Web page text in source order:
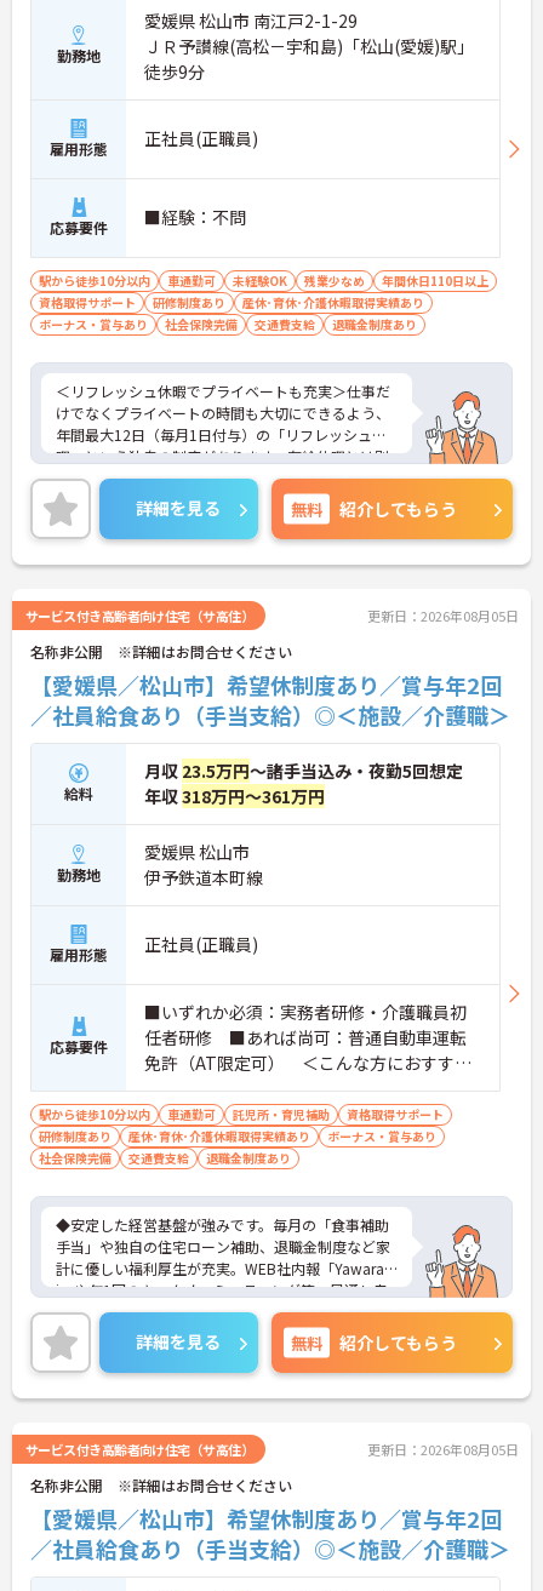
ンスを大切にできる環境です】
・基本土日休みで年間休日119日が確保されており
日勤のみのお仕事のため生活リズムを整えやすいで
・毎月付与されるリフレッシュ休暇を活用し連休の
取得も可能でプライベートの時間もしっかりと確保
できます
充実しています
【主任ケアマネ複数名在籍！手厚いフォロー体制で
業務に不安がある方も安心です】
・困難事例があった際も主任ケアマネジャーと情報
共有やケース検討ができ必要に応じて同行訪問など
のサポートを受けられます
・一人ひとりの仕事量や状況に合わせて管理者が新
規の受け入れを調整するため業務過多にならず無理
なく働けます
・公的資格取得・自己啓発支援制度が整っており働
きながらケアマネジャーとしてのさらなるスキルア
【賞与過去実績最大185万円◎大手法人ならではの
充実した待遇や福利厚生が魅力です】
還元されます
・勤続3年以上で対象となる退職金制度や宿泊費補
助などが受けられる独自の福利厚生制度ツクイPLUS
・社内規定の範囲内で髪色や髪型をはじめネイルや
まつげエクステが自由であり個性を大切にしながら
自分らしく働けます
勤務地
愛媛県 松山市 南江戸2-1-29
ＪＲ予讃線(高松－宇和島)「松山(愛媛)駅」
徒歩9分
雇用形態 正社員(正職員)
応募要件 ■経験：不問
駅から徒歩10分以内 車通勤可 未経験OK 残業少なめ
年間休日110日以上
資格取得サポート
研修制度あり
産休･育休･介護休暇取得実績あり
ボーナス・賞与あり
社会保険完備 交通費支給 退職金制度あり
＜リフレッシュ休暇でプライベートも充実＞仕事だ
けでなくプライベートの時間も大切にできるよう、
年間最大12日（毎月1日付与）の「リフレッシュ休
暇」という独自の制度があります。有給休暇とは別
に付与されるため、これらを組み合わせて連休を取
得し、旅行や趣味を楽しむスタッフも多くいます。
＜多彩なキャリアパス！あなたの挑戦を応援します
＞全国に事業を展開する大手企業の同社だからこ
そ、描けるキャリアは無限大です。管理職を目指す
目標に合わせた成長を会社がバックアップします。
資格取得支援制度や研修制度も充実しており、働き
ながらスキルアップが可能。また、希望があれば異
なるサービス種別へのキャリアチェンジにも挑戦で
きます。
詳細を見る 無料 紹介してもらう
サービス付き高齢者向け住宅（サ高住） 更新日：2026年08月05日
名称非公開 ※詳細はお問合せください
【愛媛県／松山市】希望休制度あり／賞与年2回
／社員給食あり（手当支給）◎＜施設／介護職＞
給料
月収 23.5万円～諸手当込み・夜勤5回想定
年収318万円～361万円
勤務地
愛媛県 松山市
伊予鉄道本町線
雇用形態 正社員(正職員)
応募要件
■いずれか必須：実務者研修・介護職員初
任者研修 ■あれば尚可：普通自動車運転
免許（AT限定可） ＜こんな方におすすめ
＞ワークライフバランスを大切にしたいと
お考えの方、入居者様それぞれに合わせ
た、温かいケアを提供したい方、これまで
の介護分野でのご経験を有効に活用したい
方
駅から徒歩10分以内 車通勤可 託児所・育児補助
資格取得サポート
研修制度あり
産休･育休･介護休暇取得実績あり
ボーナス・賞与あり
社会保険完備
交通費支給 退職金制度あり
◆安定した経営基盤が強みです。毎月の「食事補助
手当」や独自の住宅ローン補助、退職金制度など家
計に優しい福利厚生が充実。WEB社内報「Yawarag
i」や年1回のキックオフミーティング等、風通し良
く温かいコミュニケーションを育む環境が整ってい
ます。
◆若手～中高年まで幅広い年代が活躍中！短時間正
社員制度などライフスタイルに合わせた柔軟な働き
方が可能です。産休・育休の取得を推進しており、
付金＋（プラス）」をご用意。子育て世代のキャリ
アを強力に支援します。
◆働きながら成長！資格取得を最大10万円補助 多職
種連携で専門知識が磨けるチームケア実践 頑張りや
スキルが給与・役職にしっかり反映。 明確なキャリ
アパス制度が整っている環境で、 目標を持って長く
活躍できます！
詳細を見る 無料 紹介してもらう
サービス付き高齢者向け住宅（サ高住） 更新日：2026年08月05日
名称非公開 ※詳細はお問合せください
【愛媛県／松山市】希望休制度あり／賞与年2回
／社員給食あり（手当支給）◎＜施設／介護職＞